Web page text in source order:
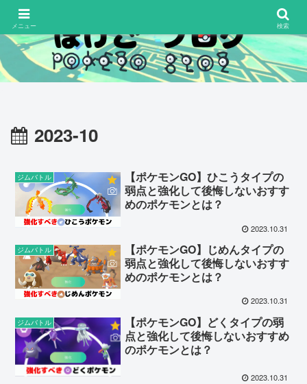
2023-10
ジムバトル
【ポケモンGO】ひこうタイプの
弱点と強化して後悔しないおすす
めのポケモンとは？
2023.10.31
ジムバトル
【ポケモンGO】じめんタイプの
弱点と強化して後悔しないおすす
めのポケモンとは？
2023.10.31
ジムバトル
【ポケモンGO】どくタイプの弱
点と強化して後悔しないおすすめ
のポケモンとは？
2023.10.31
メニュー 検索